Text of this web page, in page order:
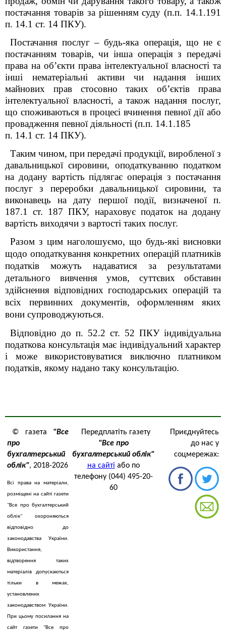
постачання товарів за рішенням суду (п.п. 14.1.191
п. 14.1 ст. 14 ПКУ).
Постачання послуг – будь-яка операція, що не є
постачанням товарів, чи інша операція з передачі
права на об’єкти права інтелектуальної власності та
інші нематеріальні активи чи надання інших
майнових прав стосовно таких об’єктів права
інтелектуальної власності, а також надання послуг,
що споживаються в процесі вчинення певної дії або
провадження певної діяльності (п.п. 14.1.185
п. 14.1 ст. 14 ПКУ).
Таким чином, при передачі продукції, виробленої з
давальницької сировини, оподаткуванню податком
на додану вартість підлягає операція з постачання
послуг з переробки давальницької сировини, та
виконавець на дату першої події, визначеної п.
187.1 ст. 187 ПКУ, нараховує податок на додану
вартість виходячи з вартості таких послуг.
Разом з цим наголошуємо, що будь-які висновки
щодо оподаткування конкретних операцій платників
податків можуть надаватися за результатами
детального вивчення умов, суттєвих обставин
здійснення відповідних господарських операцій та
всіх первинних документів, оформленням яких
вони супроводжуються.
Відповідно до п. 52.2 ст. 52 ПКУ індивідуальна
податкова консультація має індивідуальний характер
і може використовуватися виключно платником
податків, якому надано таку консультацію.
© газета "Все
про
бухгалтерський
облік", 2018-2026
Всі права на матеріали,
розміщені на сайті газети
"Все про бухгалтерський
облік" охороняються
відповідно до
законодавства України.
Використання,
відтворення таких
матеріалів допускаються
тільки в межах,
установлених
законодавством України.
При цьому посилання на
сайт газети "Все про
Передплатіть газету
"Все про
бухгалтерський облік"
на сайті або по
телефону (044) 495-20-
60
Приєднуйтесь
до нас у
соцмережах: